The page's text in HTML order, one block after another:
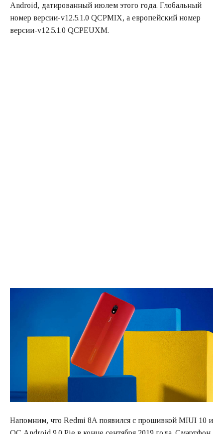
Android, датированный июлем этого года. Глобальный
номер версии-v12.5.1.0 QCPMIX, а европейский номер
версии-v12.5.1.0 QCPEUXM.
Напомним, что Redmi 8A появился с прошивкой MIUI 10 и